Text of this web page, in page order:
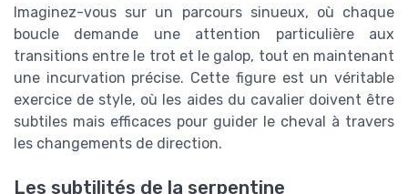
Imaginez-vous sur un parcours sinueux, où chaque
boucle demande une attention particulière aux
transitions entre le trot et le galop, tout en maintenant
une incurvation précise. Cette figure est un véritable
exercice de style, où les aides du cavalier doivent être
subtiles mais efficaces pour guider le cheval à travers
les changements de direction.
Les subtilités de la serpentine